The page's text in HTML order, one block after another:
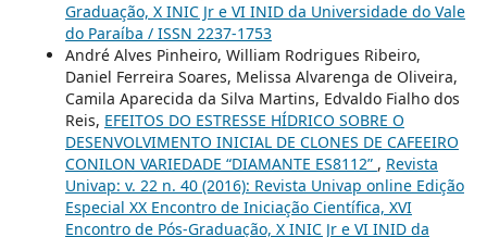
Graduação, X INIC Jr e VI INID da Universidade do Vale
do Paraíba / ISSN 2237-1753
André Alves Pinheiro, William Rodrigues Ribeiro,
Daniel Ferreira Soares, Melissa Alvarenga de Oliveira,
Camila Aparecida da Silva Martins, Edvaldo Fialho dos
Reis, EFEITOS DO ESTRESSE HÍDRICO SOBRE O
DESENVOLVIMENTO INICIAL DE CLONES DE CAFEEIRO
CONILON VARIEDADE “DIAMANTE ES8112” , Revista
Univap: v. 22 n. 40 (2016): Revista Univap online Edição
Especial XX Encontro de Iniciação Científica, XVI
Encontro de Pós-Graduação, X INIC Jr e VI INID da